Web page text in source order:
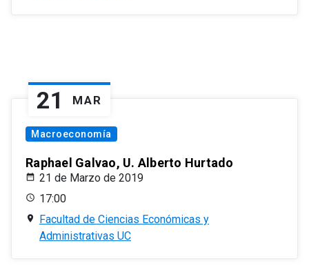
21 MAR
Macroeconomía
Raphael Galvao, U. Alberto Hurtado
21 de Marzo de 2019
17:00
Facultad de Ciencias Económicas y
Administrativas UC